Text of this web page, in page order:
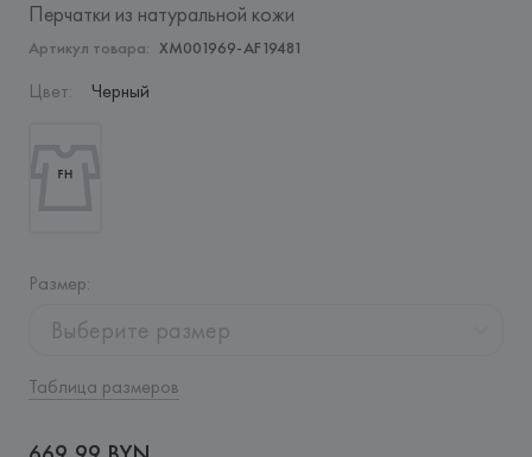
Перчатки из натуральной кожи
Артикул товара: XM001969-AF19481
Цвет: Черный
Размер:
Выберите размер
Таблица размеров